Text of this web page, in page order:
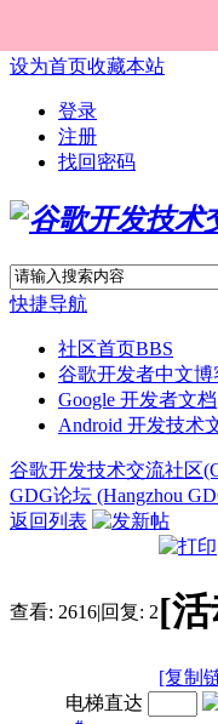
设为首页收藏本站
登录
注册
找回密码
快捷导航
社区首页BBS
谷歌开发者中文博
Google 开发者文档
Android 开发技术
谷歌开发技术交流社区
GDG论坛 (Hangzhou
返回列表
查看: 2616|回复: 2[
[复制
电梯直达